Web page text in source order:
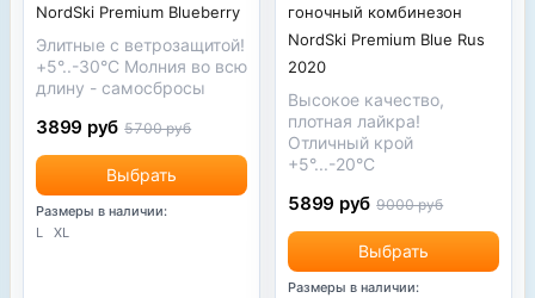
NordSki Premium Blueberry
Элитные с ветрозащитой!
+5°..-30°С Молния во всю
длину - самосбросы
Выбрать
3899 руб 5700 руб
Размеры в наличии:
L
XL
гоночный комбинезон
NordSki Premium Blue Rus
2020
Высокое качество,
плотная лайкра!
Отличный крой
+5°...-20°С
Выбрать
5899 руб 9000 руб
Размеры в наличии: